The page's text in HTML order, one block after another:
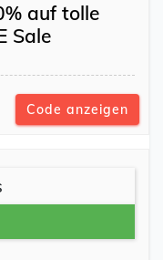
auf tolle
Sale
Code anzeigen